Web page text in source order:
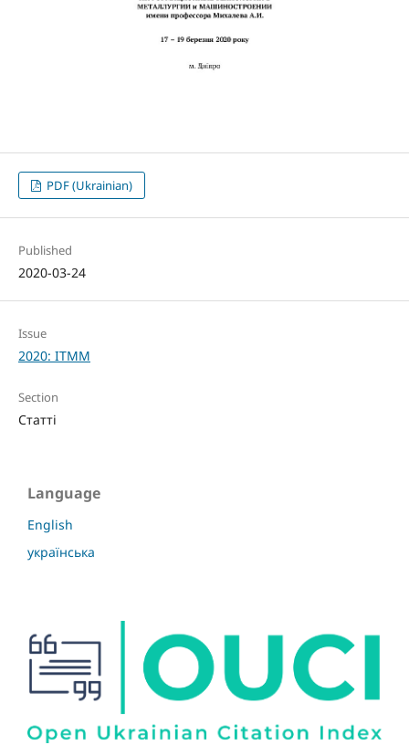
PDF (Ukrainian)
Published
2020-03-24
Issue
2020: ITMM
Section
Статті
Language
English
українська